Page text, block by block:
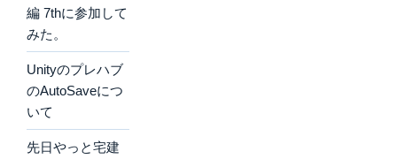
編 7thに参加して
みた。
Unityのプレハブ
のAutoSaveにつ
いて
先日やっと宅建